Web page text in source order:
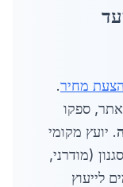
הצעת מחיר.
באתר, ספקו
. יועץ מקומי
(מודרני,
לוח זמנים: 1-2 ימים לייעוץ